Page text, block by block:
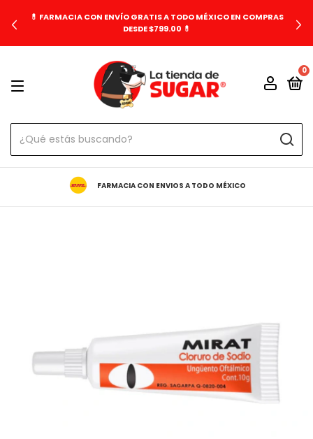
💊 FARMACIA CON ENVÍO GRATIS A TODO MÉXICO EN COMPRAS
DESDE $799.00 💊
0
FARMACIA CON ENVIOS A TODO MÉXICO